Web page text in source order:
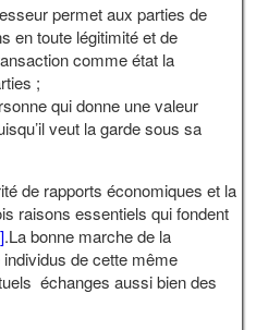
permet aux parties de
en toute légitimité et de
comme état la
;
qui donne une valeur
veut la garde sous sa
de rapports économiques et la
raisons essentiels qui fondent
.La bonne marche de la
de cette même
échanges aussi bien des